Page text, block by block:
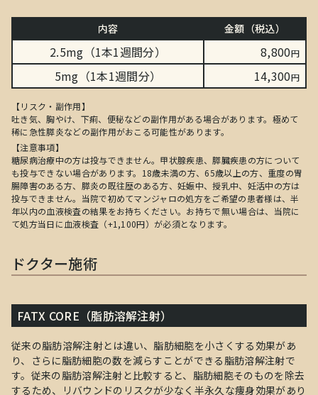
内容 金額（税込）
2.5mg（1本1週間分） 8,800円
5mg（1本1週間分） 14,300円
【リスク・副作用】
吐き気、胸やけ、下痢、便秘などの副作用がある場合があります。極めて
稀に急性膵炎などの副作用がおこる可能性があります。
【注意事項】
糖尿病治療中の方は投与できません。甲状腺疾患、膵臓疾患の方について
も投与できない場合があります。18歳未満の方、65歳以上の方、重度の胃
腸障害のある方、膵炎の既往歴のある方、妊娠中、授乳中、妊活中の方は
投与できません。当院で初めてマンジャロの処方をご希望の患者様は、半
年以内の血液検査の結果をお持ちください。お持ちで無い場合は、当院に
て処方当日に血液検査（+1,100円）が必須となります。
ドクター施術
FATX CORE（脂肪溶解注射）
従来の脂肪溶解注射とは違い、脂肪細胞を小さくする効果があ
り、さらに脂肪細胞の数を減らすことができる脂肪溶解注射で
す。従来の脂肪溶解注射と比較すると、脂肪細胞そのものを除去
するため、リバウンドのリスクが少なく半永久な痩身効果があり